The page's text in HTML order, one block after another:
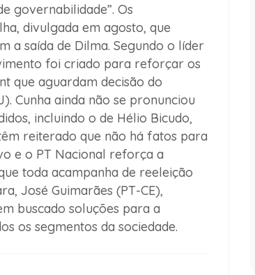
governabilidade”. Os
divulgada em agosto, que
a saída de Dilma. Segundo o líder
foi criado para reforçar os
que aguardam decisão do
Cunha ainda não se pronunciou
incluindo o de Hélio Bicudo,
reiterado que não há fatos para
e o PT Nacional reforça a
toda acampanha de reeleição
José Guimarães (PT-CE),
buscado soluções para a
os segmentos da sociedade.